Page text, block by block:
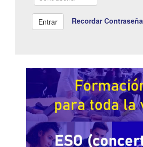
Recordar Contraseña